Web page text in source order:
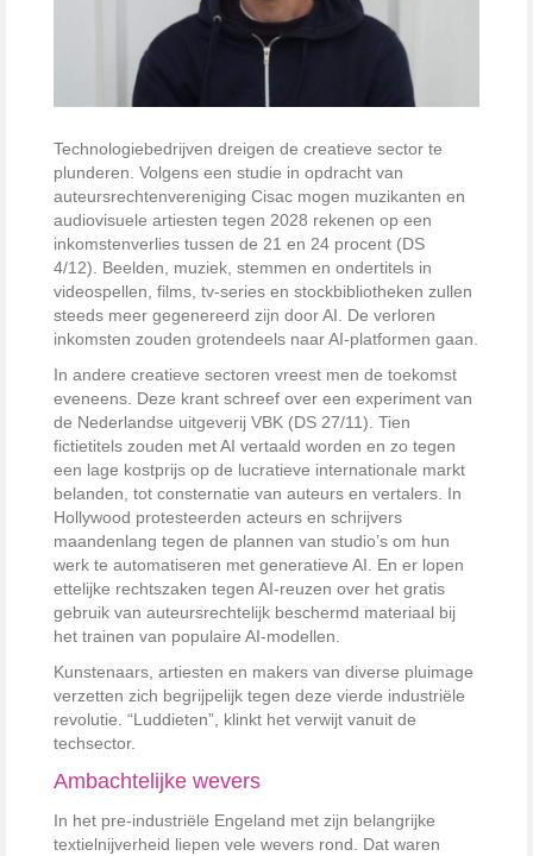
Technologiebedrijven dreigen de creatieve sector te
plunderen. Volgens een studie in opdracht van
auteursrechtenvereniging Cisac mogen muzikanten en
audiovisuele artiesten tegen 2028 rekenen op een
inkomstenverlies tussen de 21 en 24 procent (DS
4/12).
Beelden, muziek, stemmen en ondertitels in
videospellen, films, tv-series en stockbibliotheken zullen
steeds meer gegenereerd zijn door AI. De verloren
inkomsten zouden grotendeels naar AI-platformen gaan.
In andere creatieve sectoren vreest men de toekomst
eveneens. Deze krant schreef over een experiment van
de Nederlandse uitgeverij VBK (DS 27/11). Tien
fictietitels zouden met AI vertaald worden en zo tegen
een lage kostprijs op de lucratieve internationale markt
belanden, tot consternatie van auteurs en vertalers. In
Hollywood protesteerden acteurs en schrijvers
maandenlang tegen de plannen van studio’s om hun
werk te automatiseren met generatieve AI. En er lopen
ettelijke rechtszaken tegen AI-reuzen over het gratis
gebruik van auteursrechtelijk beschermd materiaal bij
het trainen van populaire AI-modellen.
Kunstenaars, artiesten en makers van diverse pluimage
verzetten zich begrijpelijk tegen deze vierde industriële
revolutie. “Luddieten”, klinkt het verwijt vanuit de
techsector.
Ambachtelijke wevers
In het pre-industriële Engeland met zijn belangrijke
textielnijverheid liepen vele wevers rond. Dat waren